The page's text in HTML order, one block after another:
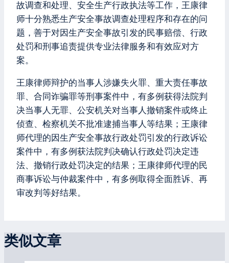
故调查和处理、安全生产行政执法等工作，王康律
师十分熟悉生产安全事故调查处理程序和存在的问
题，善于对因生产安全事故引发的民事赔偿、行政
处罚和刑事追责提供专业法律服务和有效应对方
案。
王康律师辩护的当事人涉嫌失火罪、重大责任事故
罪、合同诈骗罪等刑事案件中，有多例获得法院判
决当事人无罪、公安机关对当事人撤销案件或终止
侦查、检察机关不批准逮捕当事人等结果；王康律
师代理的因生产安全事故行政处罚引发的行政诉讼
案件中，有多例获法院判决确认行政处罚决定违
法、撤销行政处罚决定的结果；王康律师代理的民
商事诉讼与仲裁案件中，有多例取得全面胜诉、再
审改判等好结果。
类似文章